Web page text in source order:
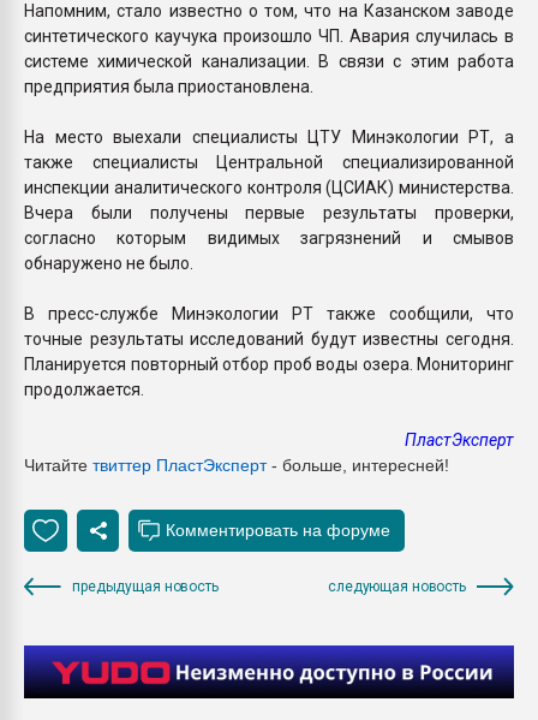
Напомним, стало известно о том, что на Казанском заводе
синтетического каучука произошло ЧП. Авария случилась в
системе химической канализации. В связи с этим работа
предприятия была приостановлена.
На место выехали специалисты ЦТУ Минэкологии РТ, а
также специалисты Центральной специализированной
инспекции аналитического контроля (ЦСИАК) министерства.
Вчера были получены первые результаты проверки,
согласно которым видимых загрязнений и смывов
обнаружено не было.
В пресс-службе Минэкологии РТ также сообщили, что
точные результаты исследований будут известны сегодня.
Планируется повторный отбор проб воды озера. Мониторинг
продолжается.
ПластЭксперт
Читайте твиттер ПластЭксперт- больше, интересней!
предыдущая новость следующая новость